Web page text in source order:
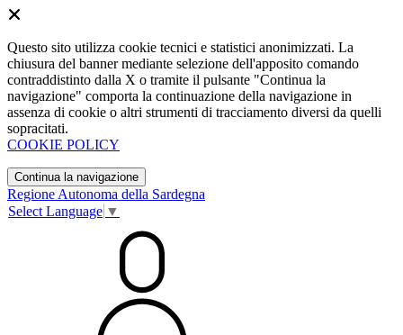
Questo sito utilizza cookie tecnici e statistici anonimizzati. La
chiusura del banner mediante selezione dell'apposito comando
contraddistinto dalla X o tramite il pulsante "Continua la
navigazione" comporta la continuazione della navigazione in
assenza di cookie o altri strumenti di tracciamento diversi da quelli
sopracitati.
COOKIE POLICY
Continua la navigazione
Regione Autonoma della Sardegna
Select Language ▼